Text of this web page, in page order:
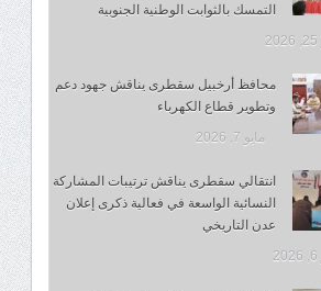
التمسك بالثوابت الوطنية الجنوبية
محافظ أرخبيل سقطرى يناقش جهود دعم
وتطوير قطاع الكهرباء
مايو 7, 2026
انتقالي سقطرى يناقش ترتيبات المشاركة
النسائية الواسعة في فعالية ذكرى إعلان
عدن التاريخي